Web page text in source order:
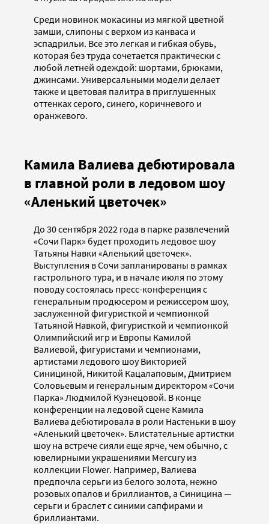
Среди новинок мокасины из мягкой цветной
замши, слипоны с верхом из канваса и
эспадрильи. Все это легкая и гибкая обувь,
которая без труда сочетается практически с
любой летней одеждой: шортами, брюками,
джинсами. Универсальными модели делает
также и цветовая палитра в приглушенных
оттенках серого, синего, коричневого и
оранжевого.
Камила Валиева дебютировала
в главной роли в ледовом шоу
«Аленький цветочек»
До 30 сентября 2022 года в парке развлечений
«Сочи Парк» будет проходить ледовое шоу
Татьяны Навки «Аленький цветочек».
Выступления в Сочи запланированы в рамках
гастрольного тура, и в начале июля по этому
поводу состоялась пресс-конференция с
генеральным продюсером и режиссером шоу,
заслуженной фигуристкой и чемпионкой
Татьяной Навкой, фигуристкой и чемпионкой
Олимпийский игр и Европы Камилой
Валиевой, фигуристами и чемпионами,
артистами ледового шоу Викторией
Синициной, Никитой Кацалаповым, Дмитрием
Соловьевым и генеральным директором «Сочи
Парка» Людмилой Кузнецовой. В конце
конференции на ледовой сцене Камила
Валиева дебютировала в роли Настеньки в шоу
«Аленький цветочек». Блистательные артистки
шоу на встрече сияли еще ярче, чем обычно, с
ювелирными украшениями Mercury из
коллекции Flower. Например, Валиева
предпочла серьги из белого золота, нежно
розовых опалов и бриллиантов, а Синицина —
серьги и браслет с синими сапфирами и
бриллиантами.